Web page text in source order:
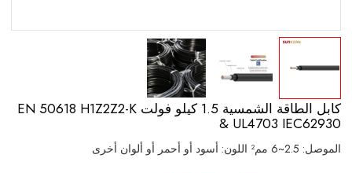
كابل الطاقة الشمسية 1.5 كيلو فولت EN 50618 H1Z2Z2-K
& UL4703 IEC62930
الموصل: 2.5~6 مم² اللون: أسود أو أحمر أو ألوان أخرى